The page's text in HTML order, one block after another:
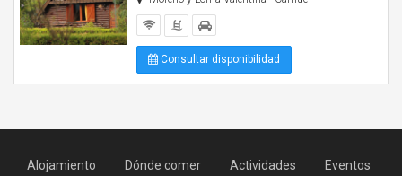
Consultar disponibilidad
Alojamiento Dónde comer Actividades Eventos